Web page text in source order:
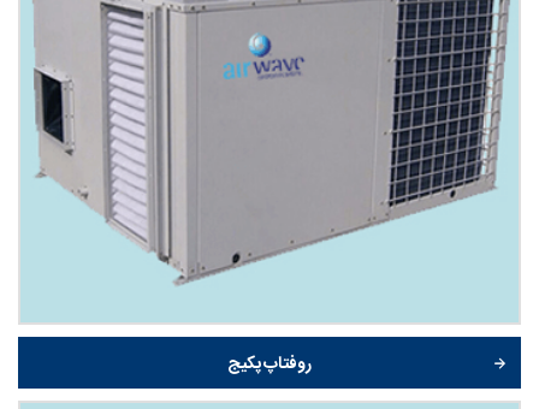
روفتاپ پکیج